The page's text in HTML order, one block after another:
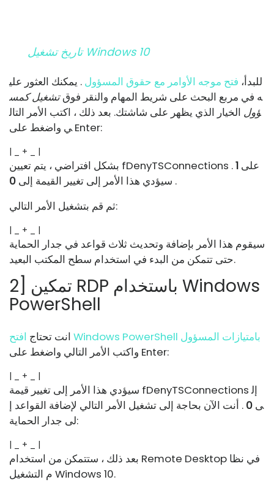
تاريخ تشغيل Windows 10
للبدأ، فتح موجه الأوامر مع حقوق المسؤول . يمكنك العثور علي
ه في مربع البحث على شريط المهام والنقر فوقتشغيل كمس
ؤول الخيار الذي يظهر على شاشتك. بعد ذلك ، اكتب الأمر التال
ي واضغط على Enter:
| _ + _ |
بشكل افتراضي ، يتم تعيين fDenyTSConnections على 1
.
سيؤدي هذا الأمر إلى تغيير القيمة إلى 0
.
ثم قم بتشغيل الأمر التالي:
| _ + _ |
سيقوم هذا الأمر بإضافة وتحديث ثلاث قواعد في جدار الحماية
حتى تتمكن من البدء في استخدام سطح المكتب البعيد.
2] تمكين RDP باستخدام Windows
PowerShell
انت تحتاج
افتح Windows PowerShell بامتيازات المسؤول
واكتب الأمر التالي واضغط على Enter:
| _ + _ |
سيؤدي هذا الأمر إلى تغيير قيمة fDenyTSConnections إل
ى 0 . أنت الآن بحاجة إلى تشغيل الأمر التالي لإضافة القواعد إ
لى جدار الحماية:
| _ + _ |
بعد ذلك ، ستتمكن من استخدام Remote Desktop في نظا
م التشغيل Windows 10.